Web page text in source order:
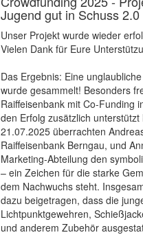
Jugend gut in Schuss 2.0
Unser Projekt wurde wieder
Vielen Dank für Eure
Das Ergebnis: Eine
wurde gesammelt! Besonders
Raiffeisenbank mit Co-Funding
den Erfolg zusätzlich
21.07.2025 überrachten
Raiffeisenbank Berngau, und
Marketing-Abteilung den
– ein Zeichen für die starke
dem Nachwuchs steht.
dazu beigetragen, dass die
Lichtpunktgewehren,
und anderem Zubehör